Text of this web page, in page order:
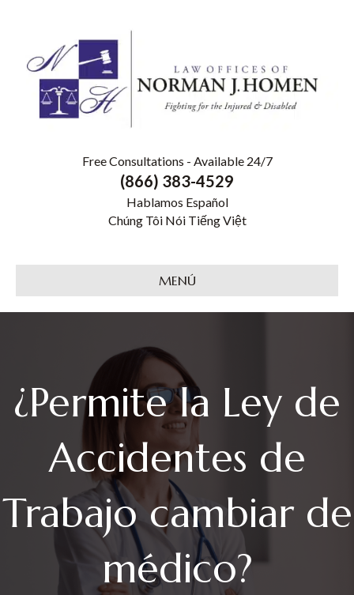
Free Consultations - Available 24/7
(866) 383-4529
Hablamos Español
Chúng Tôi Nói Tiếng Việt
MENÚ
¿Permite la Ley de
Accidentes de
Trabajo cambiar de
médico?